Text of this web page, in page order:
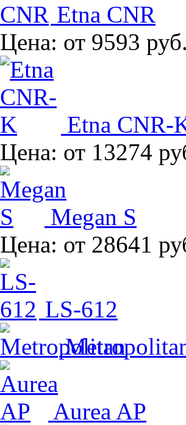
Etna CNR
Цена: от 9593 руб.
Etna CNR-
Цена: от 13274
Megan S
Цена: от 28641
LS-612
Aurea AP